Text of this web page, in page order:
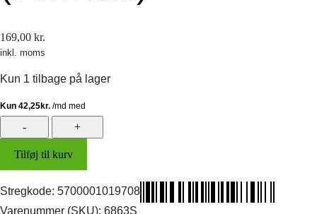
169,00 kr.
inkl. moms
Kun 1 tilbage på lager
Bremseklodser
Elvedes
Sintered
(Formula)
antal
Tilføj til kurv
Stregkode: 5700001019708
Varenummer (SKU): 6863S